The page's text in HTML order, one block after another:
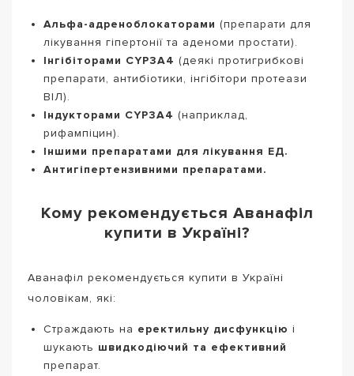
Альфа-адреноблокаторами (препарати для
лікування гіпертонії та аденоми простати).
Інгібіторами CYP3A4 (деякі протигрибкові
препарати, антибіотики, інгібітори протеази
ВІЛ).
Індукторами CYP3A4 (наприклад,
рифампіцин).
Іншими препаратами для лікування ЕД.
Антигіпертензивними препаратами.
Кому рекомендується Аванафіл
купити в Україні?
Аванафіл рекомендується купити в Україні
чоловікам, які:
Страждають на еректильну дисфункцію і
шукають швидкодіючий та ефективний
препарат.